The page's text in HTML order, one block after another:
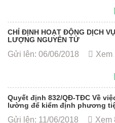
CHỈ ĐỊNH HOẠT ĐỘNG DỊCH
LƯỢNG NGUYÊN TỬ
Gửi lên: 06/06/2018 Xem
Quyết định 832/QĐ-TĐC Về
lường để kiểm định phương
Gửi lên: 11/06/2018 Xem